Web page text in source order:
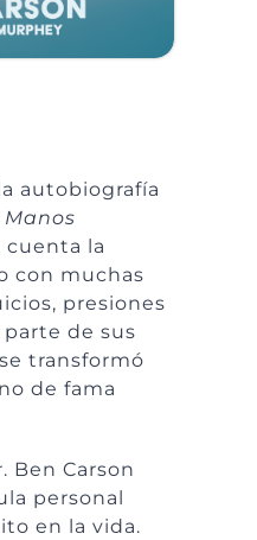
autobiografía
Manos
cuenta la
con muchas
presiones
de sus
transformó
de fama
Ben Carson
personal
en la vida.